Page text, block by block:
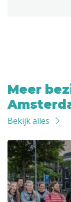
Meer
Bekijk alles